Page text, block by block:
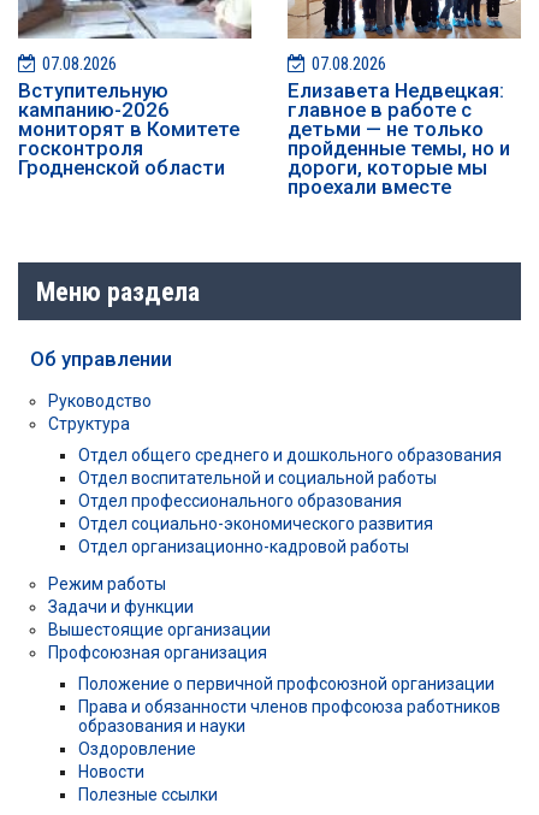
07.08.2026
️️Вступительную
кампанию-2026
мониторят в Комитете
госконтроля
Гродненской области
07.08.2026
Елизавета Недвецкая:
главное в работе с
детьми — не только
пройденные темы, но и
дороги, которые мы
проехали вместе
Меню раздела
Об управлении
Руководство
Структура
Отдел общего среднего и дошкольного образования
Отдел воспитательной и социальной работы
Отдел профессионального образования
Отдел социально-экономического развития
Отдел организационно-кадровой работы
Режим работы
Задачи и функции
Вышестоящие организации
Профсоюзная организация
Положение о первичной профсоюзной организации
Права и обязанности членов профсоюза работников
образования и науки
Оздоровление
Новости
Полезные ссылки